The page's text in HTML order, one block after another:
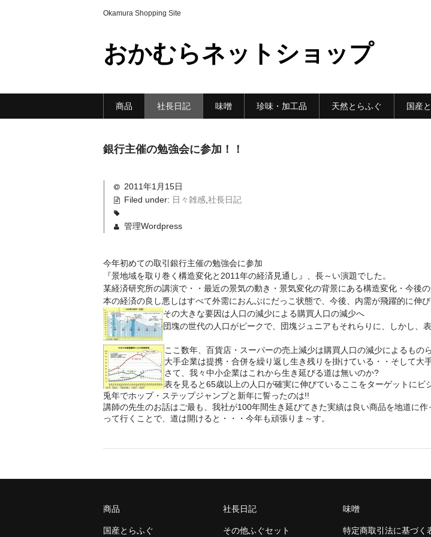
Okamura Shopping Site
おかむらネットショップ
商品 社長日記 味噌 珍味・加工品 天然とらふぐ 国産
銀行主催の勉強会に参加！！
2011年1月15日
Filed under: 日々雑感, 社長日記
管理Wordpress
今年初めての取引銀行主催の勉強会に参加
『景地域を取り巻く構造変化と2011年の経済見通し』、長～い演題でした。
某経済研究所の講演で・・最近の景気の動き・景気変化の背景にある構造変化・今後
本の経済の良し悪しはすべて外需におんぶにだっこ状態で、今後、内需が飛躍的に伸
その大きな要因は人口の減少による購買人口の減少へ
団塊の世代の人口がピークで、団塊ジュニアもそれらりに、しかし、
ここ数年、百貨店・スーパーの売上減少は購買人口の減少によるものら
大手企業は提携・合併を繰り返し生き残りを掛けている・・そして
さて、我々中小企業はこれから生き延びる道は無いのか?
表を見ると65歳以上の人口が確実に伸びているここをターゲットにビ
兎年でホップ・ステップジャンプと新年に誓ったのは!!
講師の先生のお話はご最も、我社が100年間生き延びてきた実績は良い商品を地道に
って行くことで、道は開けると・・・今年も頑張りま～す。
商品 社長日記 味噌
国産とらふぐ その他ふぐセット 特定商取引法に基づく